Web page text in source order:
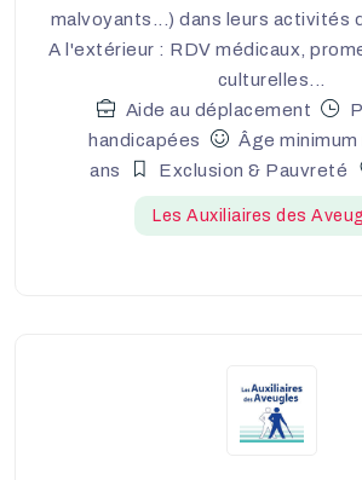
malvoyants...) dans leurs activités
A l'extérieur : RDV médicaux,
culturelles...
Aide au déplacement
handicapées
Âge minimum
ans
Exclusion & Pauvreté
Les Auxiliaires des